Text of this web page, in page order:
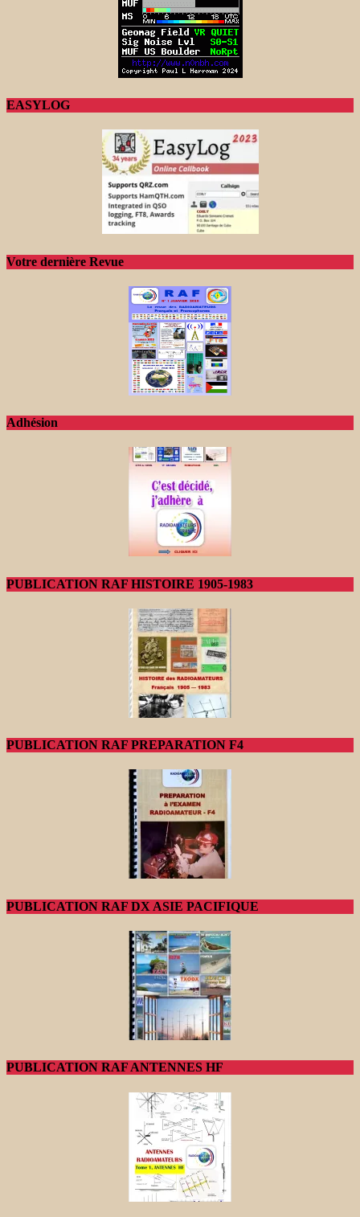
EASYLOG
Votre dernière Revue
Adhésion
PUBLICATION RAF HISTOIRE 1905-1983
PUBLICATION RAF PREPARATION F4
PUBLICATION RAF DX ASIE PACIFIQUE
PUBLICATION RAF ANTENNES HF